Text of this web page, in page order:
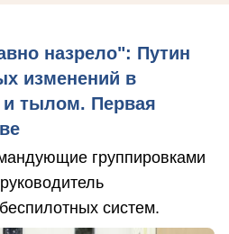
назрело": Путин
изменений в
тылом. Первая
группировками
систем.